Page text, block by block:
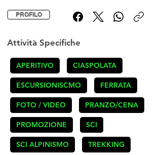
PROFILO
Attività Specifiche
APERITIVO CIASPOLATA
ESCURSIONISCMO FERRATA
FOTO / VIDEO PRANZO/CENA
PROMOZIONE SCI
SCI ALPINISMO TREKKING